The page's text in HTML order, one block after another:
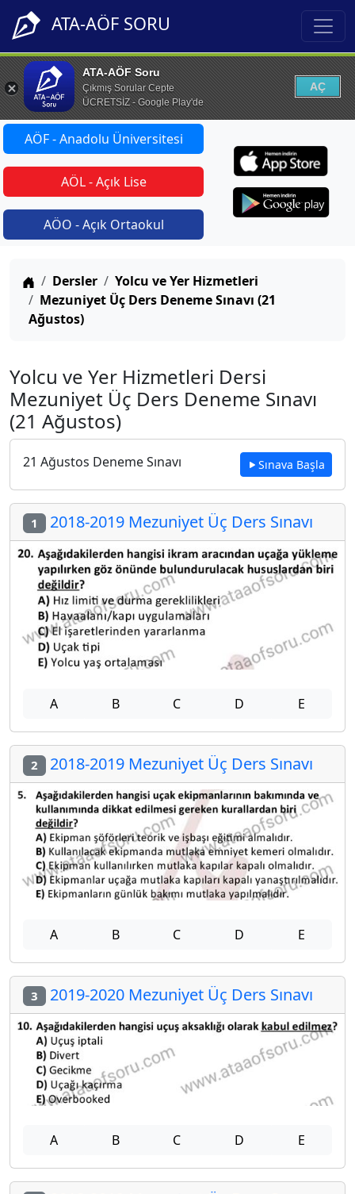
ATA-AÖF SORU
ATA-AÖF Soru
Çıkmış Sorular Cepte
ÜCRETSİZ - Google Play'de
AÇ
AÖF - Anadolu Üniversitesi
AÖL - Açık Lise
AÖO - Açık Ortaokul
Anasayfa
Dersler
Yolcu ve Yer Hizmetleri
Mezuniyet Üç Ders Deneme Sınavı (21
Ağustos)
Yolcu ve Yer Hizmetleri Dersi
Mezuniyet Üç Ders Deneme Sınavı
(21 Ağustos)
21 Ağustos Deneme Sınavı Sınava Başla
1 2018-2019 Mezuniyet Üç Ders Sınavı
A B C D E
2 2018-2019 Mezuniyet Üç Ders Sınavı
A B C D E
3 2019-2020 Mezuniyet Üç Ders Sınavı
A B C D E